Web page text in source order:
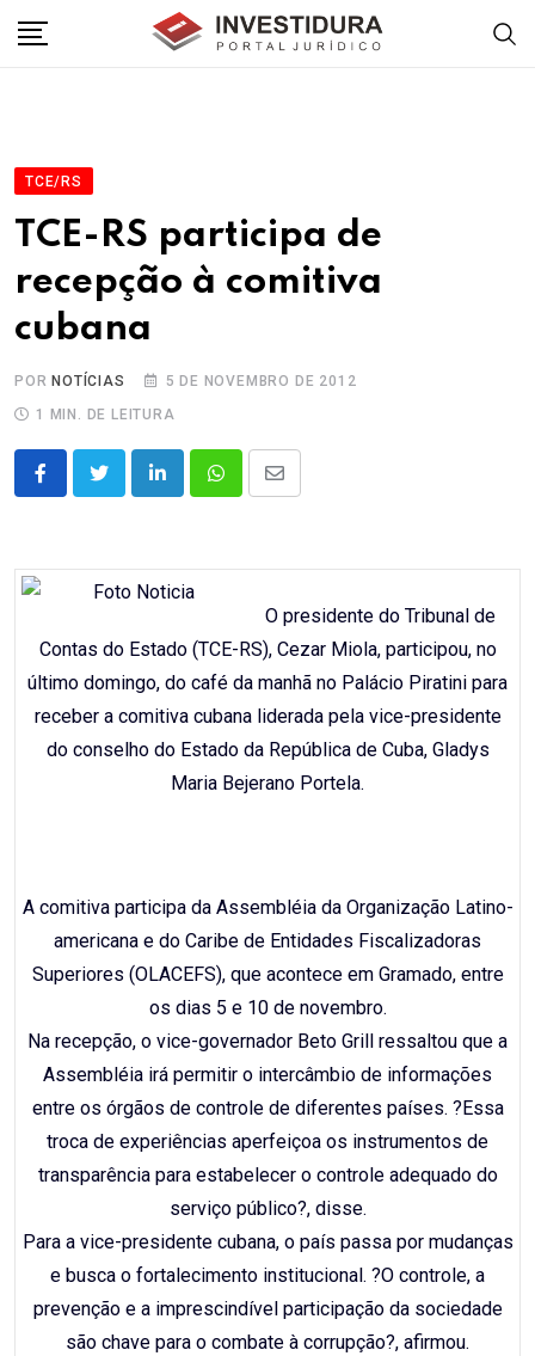
TCE/RS
TCE-RS participa de
recepção à comitiva
cubana
POR NOTÍCIAS
5 DE NOVEMBRO DE 2012
1 MIN. DE LEITURA
LinkedInWhatsappShare
O presidente do Tribunal de
Contas do Estado (TCE-RS), Cezar Miola, participou, no
último domingo, do café da manhã no Palácio Piratini para
receber a comitiva cubana liderada pela vice-presidente
do conselho do Estado da República de Cuba, Gladys
Maria Bejerano Portela.
A comitiva participa da Assembléia da Organização Latino-
americana e do Caribe de Entidades Fiscalizadoras
Superiores (OLACEFS), que acontece em Gramado, entre
os dias 5 e 10 de novembro.
Na recepção, o vice-governador Beto Grill ressaltou que a
Assembléia irá permitir o intercâmbio de informações
entre os órgãos de controle de diferentes países. ?Essa
troca de experiências aperfeiçoa os instrumentos de
transparência para estabelecer o controle adequado do
serviço público?, disse.
Para a vice-presidente cubana, o país passa por mudanças
e busca o fortalecimento institucional. ?O controle, a
prevenção e a imprescindível participação da sociedade
são chave para o combate à corrupção?, afirmou.